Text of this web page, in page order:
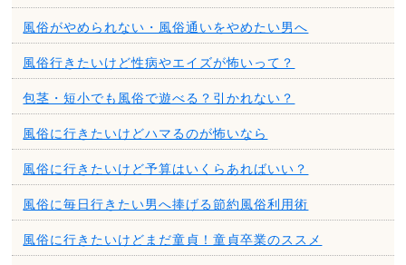
風俗がやめられない・風俗通いをやめたい男へ
風俗行きたいけど性病やエイズが怖いって？
包茎・短小でも風俗で遊べる？引かれない？
風俗に行きたいけどハマるのが怖いなら
風俗に行きたいけど予算はいくらあればいい？
風俗に毎日行きたい男へ捧げる節約風俗利用術
風俗に行きたいけどまだ童貞！童貞卒業のススメ